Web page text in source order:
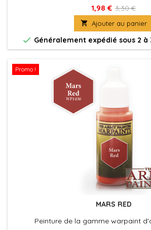
1,98 € 3,30 €
 Ajouter au panier
 Généralement expédié sous 2 à
Promo !
MARS RED
Peinture de la gamme warpaint